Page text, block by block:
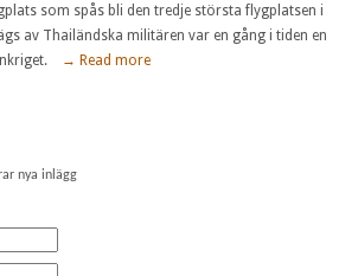
som spås bli den tredje största flygplatsen i
av Thailändska militären var en gång i tiden en
→ Read more
nya inlägg